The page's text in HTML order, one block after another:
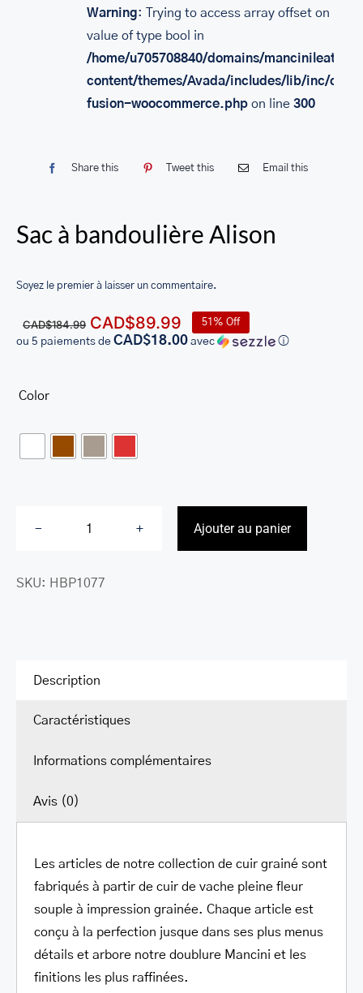
ACCESSOIRES
LEATHER RFID TRAVEL PASSPORT WALLET
LEATHER TOILETRY BAG COLLECTION
LEATHER PASSPORT HOLDER COLLECTION
LEATHER BILL CLIPS
LEATHER LUGGAGE TAGS
LEATHER CELL PHONE WALLET CASE
LEATHER PRODUCTS ON SALE
Warning: Trying to access array offset on
value of type bool in
/home/u705708840/domains/
content/themes/Avada/includes/lib/inc/
fusion-woocommerce.phpon line 300
Share this Tweet this Email this
Sac à bandoulière Alison
Soyez le premier à laisser un commentaire.
CAD$184.99 Le
prix
CAD$89.99
prix
51% Off
ou 5 paiements de CAD$18.00 avec ⓘ
Color
Sac
Ajouter au panier
SKU: HBP1077
Description
Caractéristiques
Informations complémentaires
Avis (0)
Les articles de notre collection de cuir grainé sont
fabriqués à partir de cuir de vache pleine fleur
souple à impression grainée. Chaque article est
conçu à la perfection jusque dans ses plus menus
détails et arbore notre doublure Mancini et les
finitions les plus raffinées.